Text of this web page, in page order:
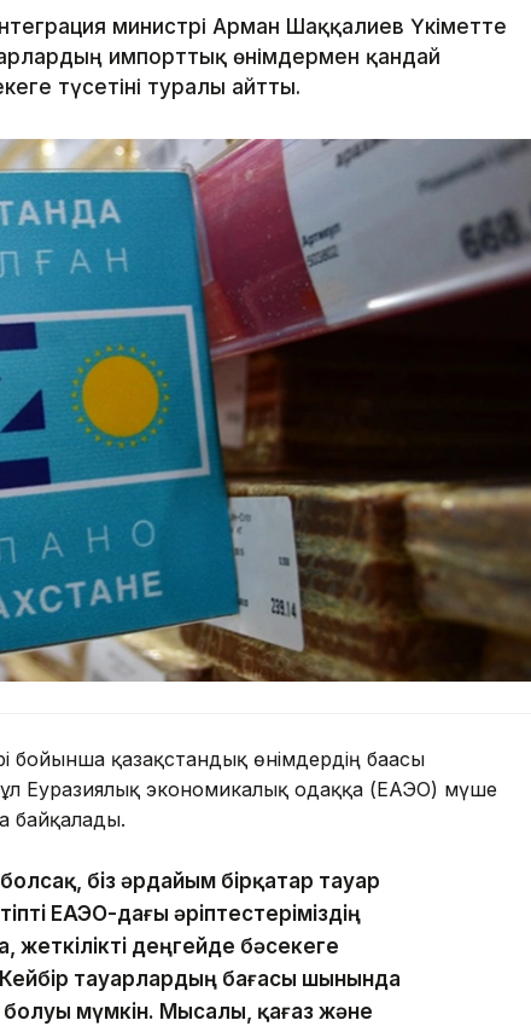
министрі Арман Шаққалиев Үкіметте
импорттық өнімдермен қандай
түсетіні туралы айтты.
қазақстандық өнімдердің бағасы
Бұл Еуразиялық экономикалық одаққа (ЕАЭО) мүше
байқалады.
біз әрдайым бірқатар тауар
ЕАЭО-дағы әріптестеріміздің
деңгейде бәсекеге
Кейбір тауарлардың бағасы шынында
мүмкін. Мысалы, қағаз және